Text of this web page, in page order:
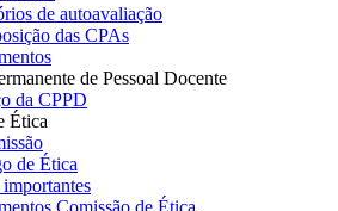
de autoavaliação
das CPAs
de Pessoal Docente
da CPPD
Ética
de Ética
Comissão de Ética